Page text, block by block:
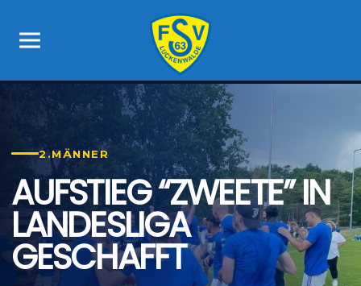
2.MÄNNER
AUFSTIEG “ZWEETE” IN
LANDESLIGA
GESCHAFFT